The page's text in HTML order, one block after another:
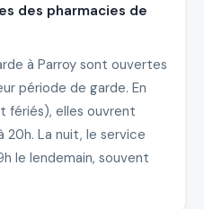
des pharmacies de
à Parroy sont ouvertes
période de garde. En
fériés), elles ouvrent
20h. La nuit, le service
le lendemain, souvent